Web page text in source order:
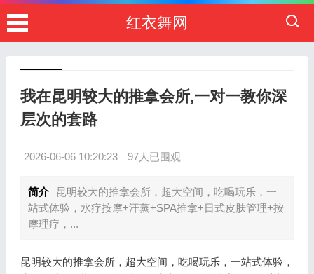
红衣舞网
我在昆明较大的推拿会所,一对一教你深
层次的套路
2026-06-06 10:20:23 97人已围观
简介
昆明较大的推拿会所，超大空间，吃喝玩乐，一
站式体验，水疗按摩+汗蒸+SPA推拿+日式皮肤管理+按
摩理疗，...
昆明较大的推拿会所，超大空间，吃喝玩乐，一站式体验，